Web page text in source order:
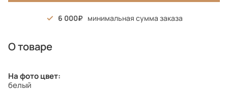
6 000 минимальная сумма заказа
О товаре
На фото цвет:
белый